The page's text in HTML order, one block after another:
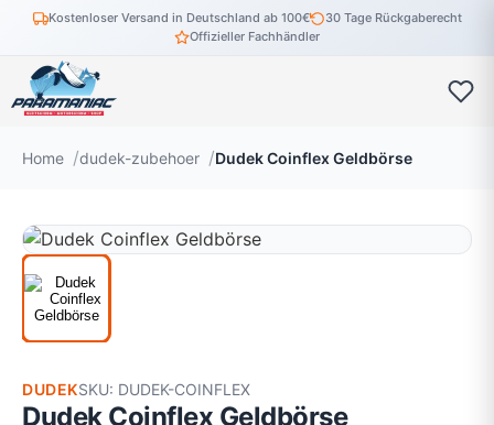
Kostenloser Versand in Deutschland ab 100€
30 Tage Rückgaberecht
Offizieller Fachhändler
Home dudek-zubehoer Dudek Coinflex Geldbörse
DUDEKSKU: DUDEK-COINFLEX
Dudek Coinflex Geldbörse